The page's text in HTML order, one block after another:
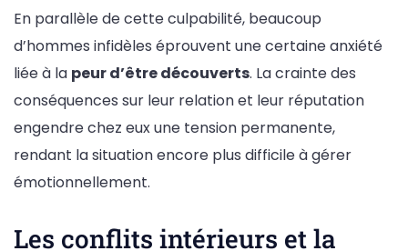
En parallèle de cette culpabilité, beaucoup
d’hommes infidèles éprouvent une certaine anxiété
liée à la peur d’être découverts. La crainte des
conséquences sur leur relation et leur réputation
engendre chez eux une tension permanente,
rendant la situation encore plus difficile à gérer
émotionnellement.
Les conflits intérieurs et la